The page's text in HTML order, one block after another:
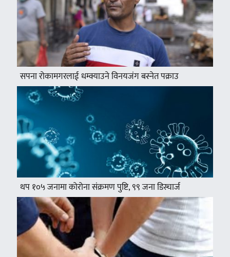
सपना रोकामगरलाई धम्क्याउने विनयजंग बस्नेत पक्राउ
थप १०५ जनामा कोरोना संक्रमण पुष्टि, ९९ जना डिस्चार्ज